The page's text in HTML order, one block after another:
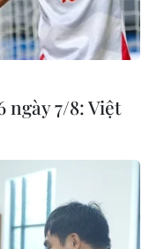
ngày 7/8: Việt